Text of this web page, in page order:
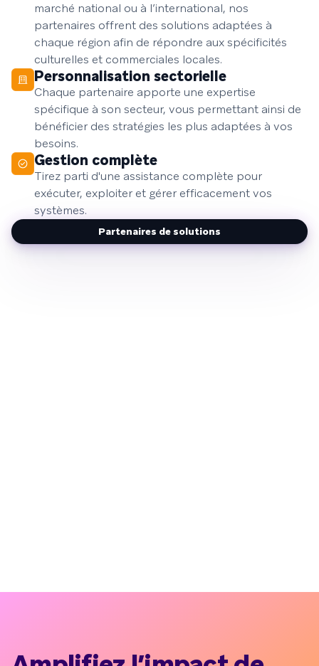
marché national ou à l’international, nos
partenaires offrent des solutions adaptées à
chaque région afin de répondre aux spécificités
culturelles et commerciales locales.
Personnalisation sectorielle
Chaque partenaire apporte une expertise
spécifique à son secteur, vous permettant ainsi de
bénéficier des stratégies les plus adaptées à vos
besoins.
Gestion complète
Tirez parti d'une assistance complète pour
exécuter, exploiter et gérer efficacement vos
systèmes.
Partenaires de solutions